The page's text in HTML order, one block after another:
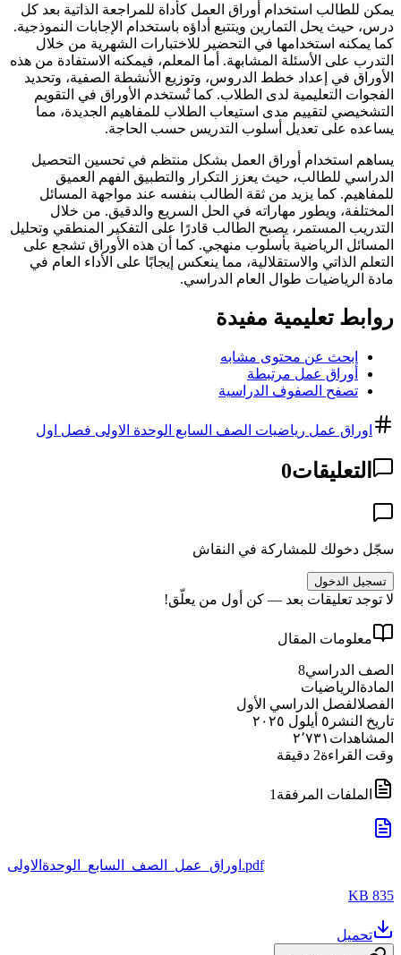
يمكن للطالب استخدام أوراق العمل كأداة للمراجعة الذاتية بعد كل
درس، حيث يحل التمارين ويتتبع أداؤه باستخدام الإجابات النموذجية.
كما يمكنه استخدامها في التحضير للاختبارات الشهرية من خلال
التدرب على الأسئلة المشابهة. أما المعلم، فيمكنه الاستفادة من هذه
الأوراق في إعداد خطط الدروس، وتوزيع الأنشطة الصفية، وتحديد
الفجوات التعليمية لدى الطلاب. كما تُستخدم الأوراق في التقويم
التشخيصي لتقييم مدى استيعاب الطلاب للمفاهيم الجديدة، مما
يساعده على تعديل أسلوب التدريس حسب الحاجة.
يساهم استخدام أوراق العمل بشكل منتظم في تحسين التحصيل
الدراسي للطالب، حيث يعزز التكرار والتطبيق الفهم العميق
للمفاهيم. كما يزيد من ثقة الطالب بنفسه عند مواجهة المسائل
المختلفة، ويطور مهاراته في الحل السريع والدقيق. من خلال
التدريب المستمر، يصبح الطالب قادرًا على التفكير المنطقي وتحليل
المسائل الرياضية بأسلوب منهجي. كما أن هذه الأوراق تشجع على
التعلم الذاتي والاستقلالية، مما ينعكس إيجابًا على الأداء العام في
مادة الرياضيات طوال العام الدراسي.
روابط تعليمية مفيدة
ابحث عن محتوى مشابه
أوراق عمل مرتبطة
تصفح الصفوف الدراسية
اوراق عمل رياضيات الصف السابع الوحدة الاولى فصل اول
التعليقات0
سجّل دخولك للمشاركة في النقاش
تسجيل الدخول
لا توجد تعليقات بعد — كن أول من يعلّق!
معلومات المقال
الصف الدراسي8
المادة الرياضيات
الفصلالفصل الدراسي الأول
تاريخ النشر ٥ أيلول ٢٠٢٥
المشاهدات ٢٬٧٣١
وقت القراءة2 دقيقة
الملفات المرفقة 1
اوراق_عمل_الصف_السابع_الوحدةالاولى.pdf
835 KB
تحميل